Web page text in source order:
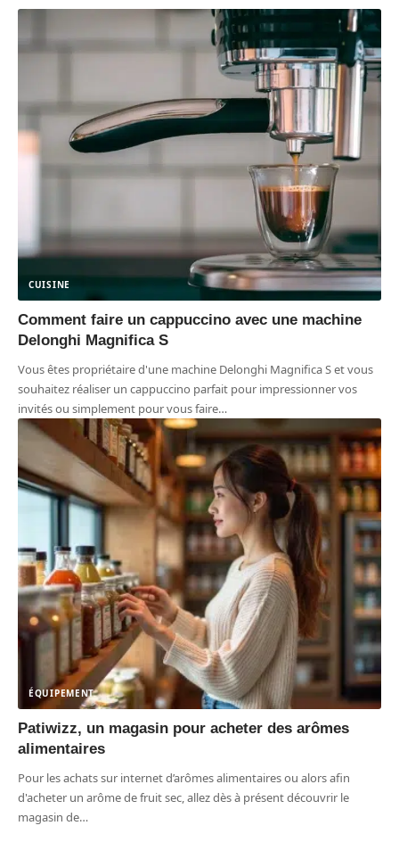
CUISINE
Comment faire un cappuccino avec une machine
Delonghi Magnifica S
Vous êtes propriétaire d'une machine Delonghi Magnifica S et vous
souhaitez réaliser un cappuccino parfait pour impressionner vos
invités ou simplement pour vous faire…
ÉQUIPEMENT
Patiwizz, un magasin pour acheter des arômes
alimentaires
Pour les achats sur internet d’arômes alimentaires ou alors afin
d'acheter un arôme de fruit sec, allez dès à présent découvrir le
magasin de…